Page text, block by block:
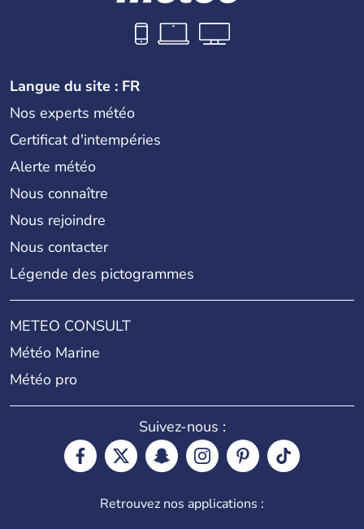
Langue du site : FR
Nos experts météo
Certificat d'intempéries
Alerte météo
Nous connaître
Nous rejoindre
Nous contacter
Légende des pictogrammes
METEO CONSULT
Météo Marine
Météo pro
Suivez-nous :
Retrouvez nos applications :